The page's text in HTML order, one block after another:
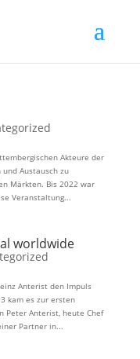
Akteure der
Austausch zu
Märkten. Bis 2022 war
Veranstaltung...
worldwide
Anterist den Impuls
kam es zur ersten
Peter Anterist, heute Chef
Partner in...